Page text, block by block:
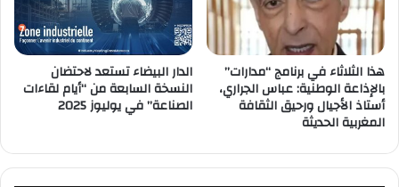
هذا الثلاثاء في برنامج “مدارات”
بالإذاعة الوطنية: عباس الجراري،
أستاذ الأجيال ورحيق الثقافة
المغربية الحديثة
الدار البيضاء تستعد لاحتضان
النسخة السابعة من “أيام لقاءات
الصناعة” في يوليوز 2025